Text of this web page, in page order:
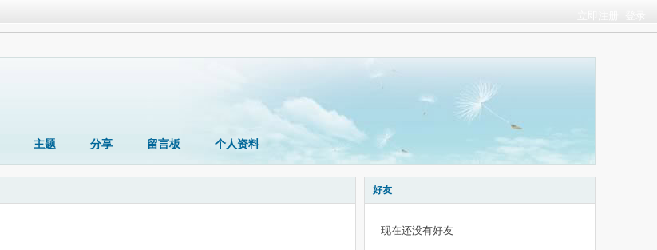
主题 分享 留言板 个人资料
好友
现在还没有好友